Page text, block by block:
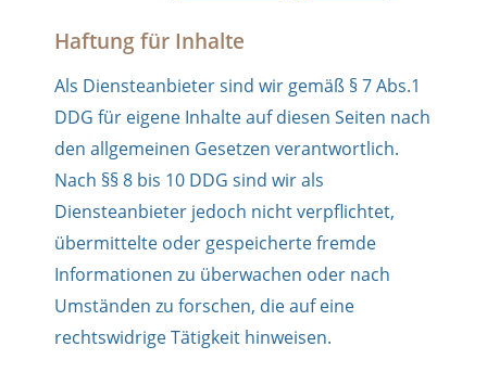
Haftung für Inhalte
Als Diensteanbieter sind wir gemäß § 7 Abs.1
DDG für eigene Inhalte auf diesen Seiten nach
den allgemeinen Gesetzen verantwortlich.
Nach §§ 8 bis 10 DDG sind wir als
Diensteanbieter jedoch nicht verpflichtet,
übermittelte oder gespeicherte fremde
Informationen zu überwachen oder nach
Umständen zu forschen, die auf eine
rechtswidrige Tätigkeit hinweisen.